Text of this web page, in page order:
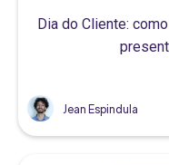
Dia do Cliente:
Jean Espindula